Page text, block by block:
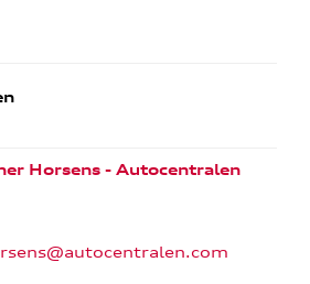
Horsens - Autocentralen